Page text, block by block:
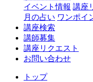
イベント情報 講座
月の占い ワンポイ
講座検索
講師募集
講座リクエスト
お問い合わせ
トップ